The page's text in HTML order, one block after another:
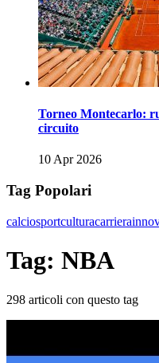
Torneo Montecarlo:
circuito
10 Apr 2026
Tag Popolari
calciosportculturacarriera
Tag: NBA
298 articoli con questo tag